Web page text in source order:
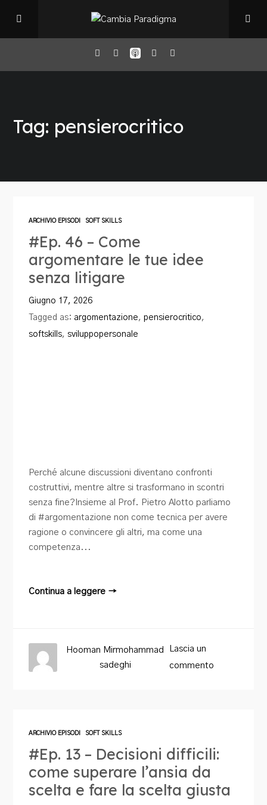
Il Podcast
Book Club
Blog
Contatti
Tag: pensierocritico
ARCHIVIO EPISODI SOFT SKILLS
#Ep. 46 – Come
argomentare le tue idee
senza litigare
Giugno 17, 2026
Tagged as: argomentazione,pensierocritico,
softskills,sviluppopersonale
Perché alcune discussioni diventano confronti
costruttivi, mentre altre si trasformano in scontri
senza fine?Insieme al Prof. Pietro Alotto parliamo
di #argomentazione non come tecnica per avere
ragione o convincere gli altri, ma come una
competenza...
Continua a leggere →
Lascia un
commento
Hooman Mirmohammad
sadeghi
ARCHIVIO EPISODI SOFT SKILLS
#Ep. 13 – Decisioni difficili:
come superare l’ansia da
scelta e fare la scelta giusta